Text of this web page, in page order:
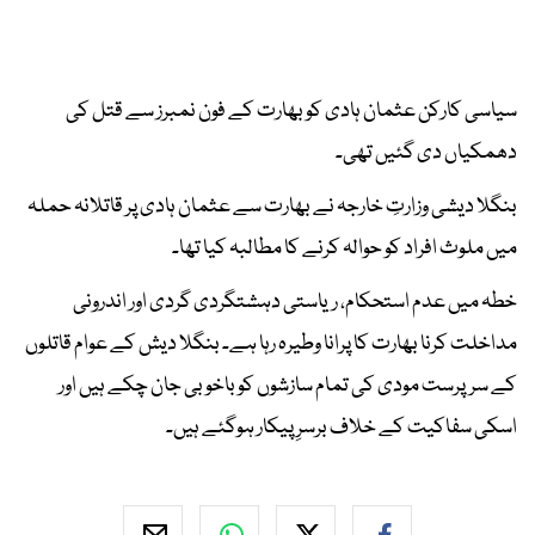
سیاسی کارکن عثمان ہادی کو بھارت کے فون نمبرز سے قتل کی
دھمکیاں دی گئیں تھی۔
بنگلا دیشی وزارتِ خارجہ نے بھارت سے عثمان ہادی پر قاتلانہ حملہ
میں ملوث افراد کو حوالہ کرنے کا مطالبہ کیا تھا۔
خطہ میں عدم استحکام، ریاستی دہشتگردی گردی اور اندرونی
مداخلت کرنا بھارت کا پرانا وطیرہ رہا ہے۔ بنگلا دیش کے عوام قاتلوں
کے سرپرست مودی کی تمام سازشوں کو باخوبی جان چکے ہیں اور
اسکی سفاکیت کے خلاف برسرِ پیکار ہوگئے ہیں۔